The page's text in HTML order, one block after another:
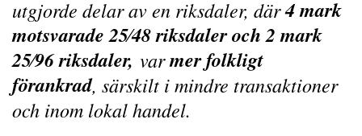
utgjorde delar av en riksdaler, där4 mark
motsvarade 25⁄48 riksdaler och 2 mark
25⁄96 riksdaler, varmer folkligt
förankrad, särskilt i mindre transaktioner
och inom lokal handel.